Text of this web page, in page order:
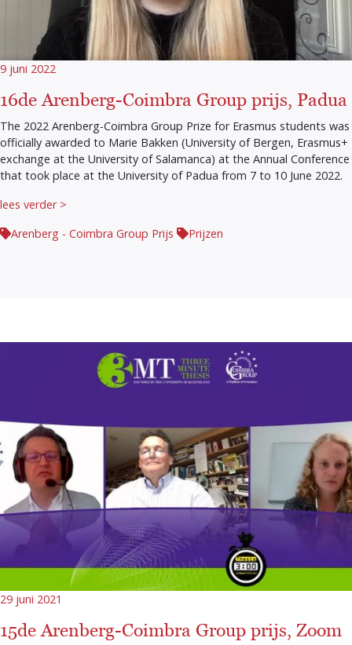
9 juni 2022
16de Arenberg-Coimbra Group prijs, Padua
The 2022 Arenberg-Coimbra Group Prize for Erasmus students was
officially awarded to Marie Bakken (University of Bergen, Erasmus+
exchange at the University of Salamanca) at the Annual Conference
that took place at the University of Padua from 7 to 10 June 2022.
lees verder >
Arenberg - Coimbra Group Prijs
Prijzen
29 juni 2021
15de Arenberg-Coimbra Group prijs, Zoom